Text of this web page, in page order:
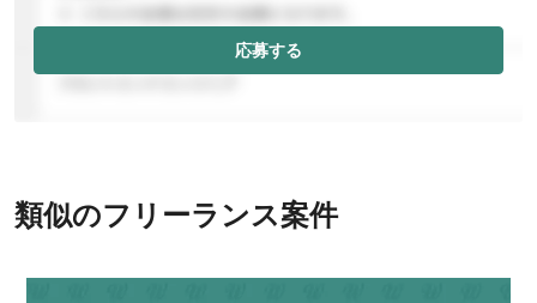
応募する
類似のフリーランス案件